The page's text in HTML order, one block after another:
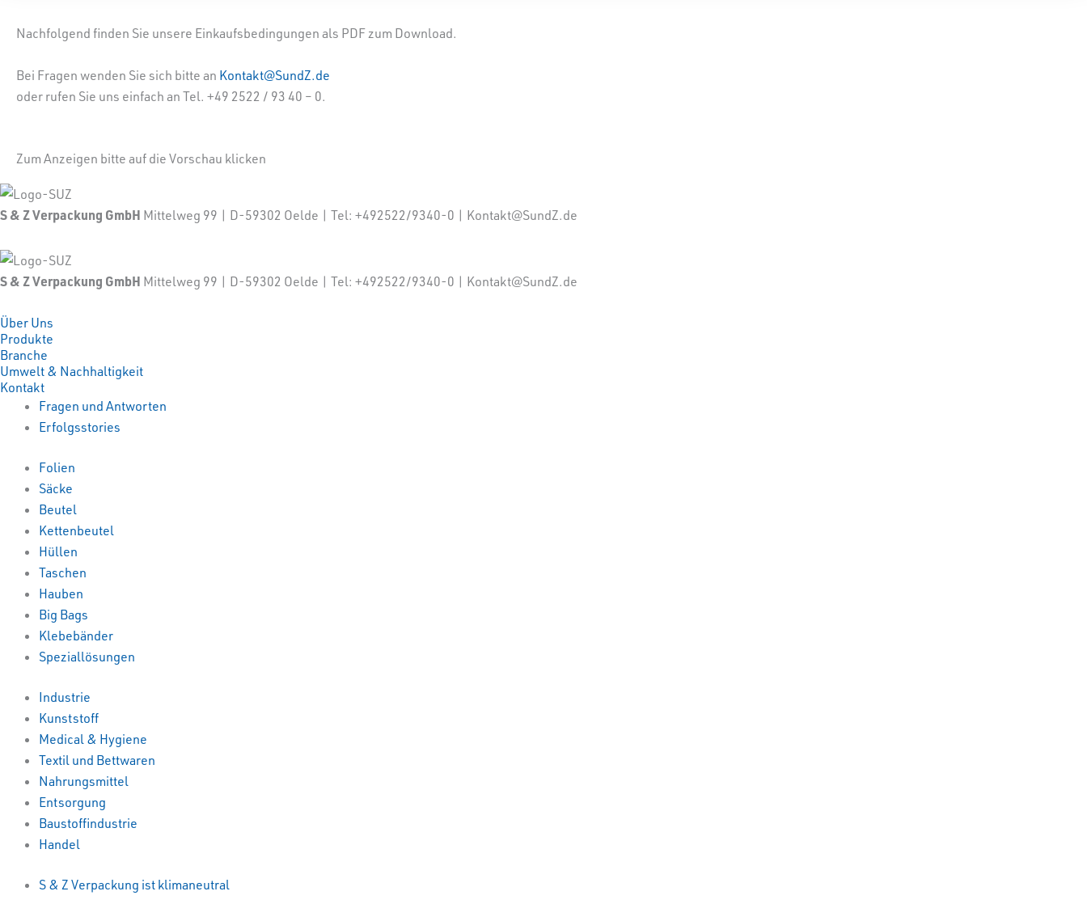
Nachfolgend finden Sie unsere Einkaufsbedingungen als PDF zum Download.
Bei Fragen wenden Sie sich bitte an Kontakt@SundZ.de
oder rufen Sie uns einfach an Tel. +49 2522 / 93 40 – 0.
Zum Anzeigen bitte auf die Vorschau klicken
S & Z Verpackung GmbH Mittelweg 99 | D-59302 Oelde | Tel: +492522/9340-0 | Kontakt@SundZ.de
S & Z Verpackung GmbH Mittelweg 99 | D-59302 Oelde | Tel: +492522/9340-0 | Kontakt@SundZ.de
Über Uns
Produkte
Branche
Umwelt & Nachhaltigkeit
Kontakt
Fragen und Antworten
Erfolgsstories
Folien
Säcke
Beutel
Kettenbeutel
Hüllen
Taschen
Hauben
Big Bags
Klebebänder
Speziallösungen
Industrie
Kunststoff
Medical & Hygiene
Textil und Bettwaren
Nahrungsmittel
Entsorgung
Baustoffindustrie
Handel
S & Z Verpackung ist klimaneutral